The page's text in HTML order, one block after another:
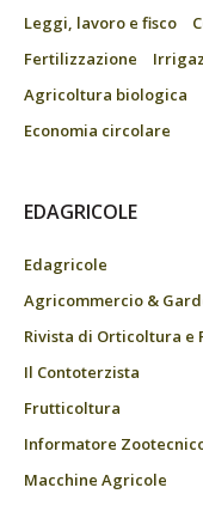
Leggi, lavoro e fisco
Fertilizzazione
Agricoltura biologica
Economia circolare
EDAGRICOLE
Edagricole
Agricommercio &
Rivista di Orticoltura e
Il Contoterzista
Frutticoltura
Informatore
Macchine Agricole